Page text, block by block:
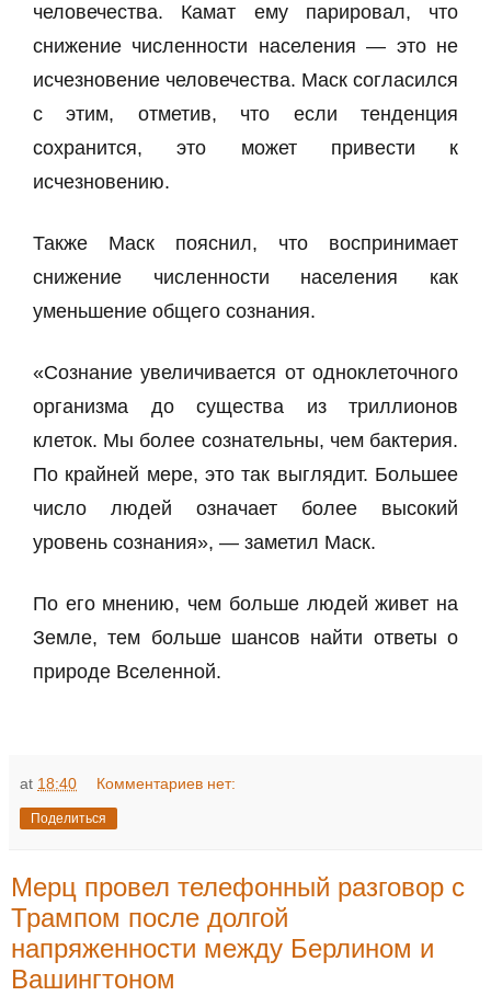
человечества. Камат ему парировал, что
снижение численности населения — это не
исчезновение человечества. Маск согласился
с этим, отметив, что если тенденция
сохранится, это может привести к
исчезновению.
Также Маск пояснил, что воспринимает
снижение численности населения как
уменьшение общего сознания.
«Сознание увеличивается от одноклеточного
организма до существа из триллионов
клеток. Мы более сознательны, чем бактерия.
По крайней мере, это так выглядит. Большее
число людей означает более высокий
уровень сознания», — заметил Маск.
По его мнению, чем больше людей живет на
Земле, тем больше шансов найти ответы о
природе Вселенной.
at 18:40 Комментариев нет:
Поделиться
Мерц провел телефонный разговор с
Трампом после долгой
напряженности между Берлином и
Вашингтоном